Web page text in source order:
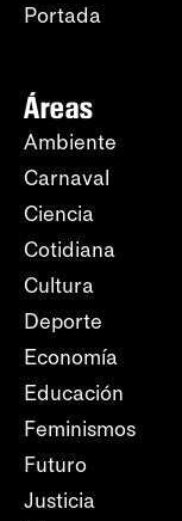
Portada
Áreas
Ambiente
Carnaval
Ciencia
Cotidiana
Cultura
Deporte
Economía
Educación
Feminismos
Futuro
Justicia